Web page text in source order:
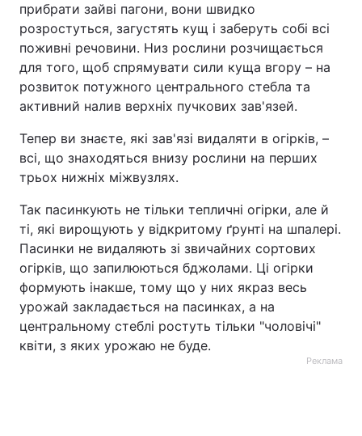
прибрати зайві пагони, вони швидко
розростуться, загустять кущ і заберуть собі всі
поживні речовини. Низ рослини розчищається
для того, щоб спрямувати сили куща вгору – на
розвиток потужного центрального стебла та
активний налив верхніх пучкових зав'язей.
Тепер ви знаєте, які зав'язі видаляти в огірків, –
всі, що знаходяться внизу рослини на перших
трьох нижніх міжвузлях.
Так пасинкують не тільки тепличні огірки, але й
ті, які вирощують у відкритому ґрунті на шпалері.
Пасинки не видаляють зі звичайних сортових
огірків, що запилюються бджолами. Ці огірки
формують інакше, тому що у них якраз весь
урожай закладається на пасинках, а на
центральному стеблі ростуть тільки "чоловічі"
квіти, з яких урожаю не буде.
Реклама